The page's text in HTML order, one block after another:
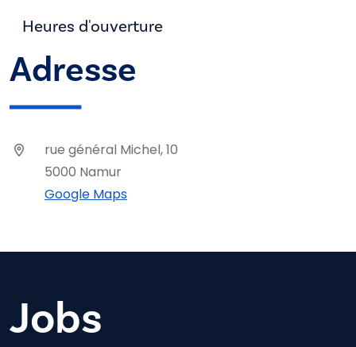
Heures d'ouverture
Adresse
rue général Michel, 10
5000 Namur
Google Maps
Jobs